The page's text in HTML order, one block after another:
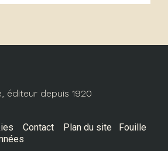
éditeur depuis 1920
Contact Plan du site
Fouille